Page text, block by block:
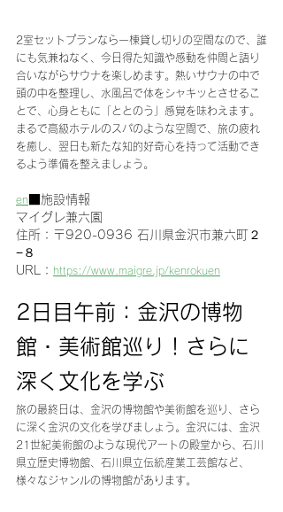
2室セットプランなら一棟貸し切りの空間なので、誰
にも気兼ねなく、今日得た知識や感動を仲間と語り
合いながらサウナを楽しめます。熱いサウナの中で
頭の中を整理し、水風呂で体をシャキッとさせるこ
とで、心身ともに「ととのう」感覚を味わえます。
まるで高級ホテルのスパのような空間で、旅の疲れ
を癒し、翌日も新たな知的好奇心を持って活動でき
るよう準備を整えましょう。
en ■施設情報
マイグレ兼六園
住所：〒920-0936 石川県金沢市兼六町２
−８
URL： https://www.maigre.jp/kenrokuen
2日目午前：金沢の博物
館・美術館巡り！さらに
深く文化を学ぶ
旅の最終日は、金沢の博物館や美術館を巡り、さら
に深く金沢の文化を学びましょう。金沢には、金沢
21世紀美術館のような現代アートの殿堂から、石川
県立歴史博物館、石川県立伝統産業工芸館など、
様々なジャンルの博物館があります。